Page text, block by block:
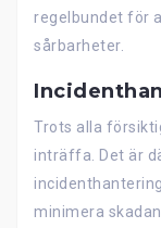
regelbundet för
sårbarheter.
Trots alla
inträffa. Det är
minimera